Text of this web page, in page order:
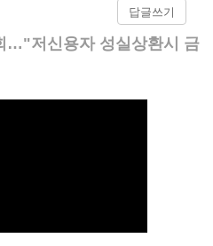
답글쓰기
…"저신용자 성실상환시 금